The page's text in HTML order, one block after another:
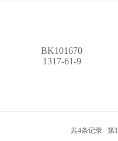
BK101670
1317-61-9
共4条记录 第